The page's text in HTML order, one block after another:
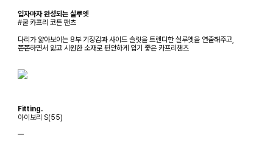
입자마자 완성되는 실루엣
#쿨 카프리 코튼 팬츠
다리가 얇아보이는 8부 기장감과 사이드 슬릿을 트렌디한 실루엣을 연출해주고,
쫀쫀하면서 얇고 시원한 소재로 편안하게 입기 좋은 카프리챈츠
Fitting.
아이보리 S(55)
ㅡ